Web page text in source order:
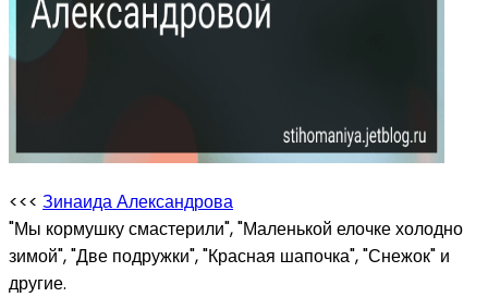
<<< Зинаида Александрова
"Мы кормушку смастерили", "Маленькой елочке холодно
зимой", "Две подружки", "Красная шапочка", "Снежок" и
другие.